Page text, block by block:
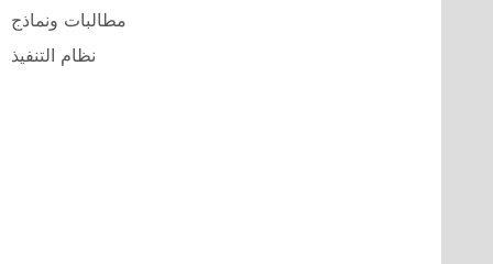
مطالبات ونماذج
نظام التنفيذ